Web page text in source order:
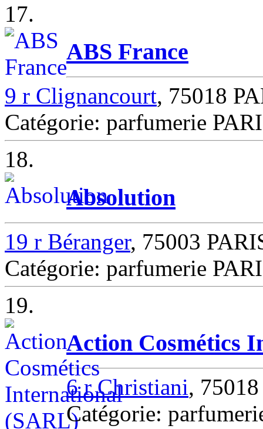
17.
ABS France
9 r Clignancourt, 75018
Catégorie: parfumerie
18.
Absolution
19 r Béranger, 75003
Catégorie: parfumerie
19.
Action Cosmétics
6 r Christiani,
Catégorie: